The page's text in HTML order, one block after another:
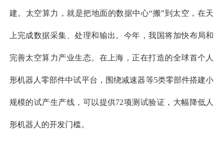
建。太空算力，就是把地面的数据中心“搬”到太空，在天
上完成数据采集、处理和输出。今年，我国将加快布局和
完善太空算力产业生态。在上海，正在打造的全球首个人
形机器人零部件中试平台，围绕减速器等5类零部件搭建小
规模的试产生产线，可以提供72项测试验证，大幅降低人
形机器人的开发门槛。